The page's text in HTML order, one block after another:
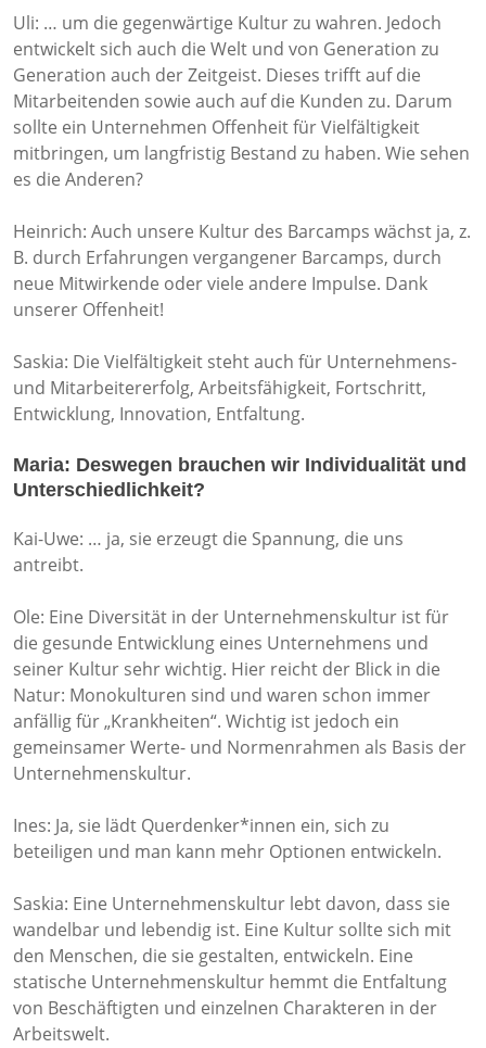
Uli: … um die gegenwärtige Kultur zu wahren. Jedoch
entwickelt sich auch die Welt und von Generation zu
Generation auch der Zeitgeist. Dieses trifft auf die
Mitarbeitenden sowie auch auf die Kunden zu. Darum
sollte ein Unternehmen Offenheit für Vielfältigkeit
mitbringen, um langfristig Bestand zu haben. Wie sehen
es die Anderen?
Heinrich: Auch unsere Kultur des Barcamps wächst ja, z.
B. durch Erfahrungen vergangener Barcamps, durch
neue Mitwirkende oder viele andere Impulse. Dank
unserer Offenheit!
Saskia: Die Vielfältigkeit steht auch für Unternehmens-
und Mitarbeitererfolg, Arbeitsfähigkeit, Fortschritt,
Entwicklung, Innovation, Entfaltung.
Maria: Deswegen brauchen wir Individualität und
Unterschiedlichkeit?
Kai-Uwe: … ja, sie erzeugt die Spannung, die uns
antreibt.
Ole: Eine Diversität in der Unternehmenskultur ist für
die gesunde Entwicklung eines Unternehmens und
seiner Kultur sehr wichtig. Hier reicht der Blick in die
Natur: Monokulturen sind und waren schon immer
anfällig für „Krankheiten“. Wichtig ist jedoch ein
gemeinsamer Werte- und Normenrahmen als Basis der
Unternehmenskultur.
Ines: Ja, sie lädt Querdenker*innen ein, sich zu
beteiligen und man kann mehr Optionen entwickeln.
Saskia: Eine Unternehmenskultur lebt davon, dass sie
wandelbar und lebendig ist. Eine Kultur sollte sich mit
den Menschen, die sie gestalten, entwickeln. Eine
statische Unternehmenskultur hemmt die Entfaltung
von Beschäftigten und einzelnen Charakteren in der
Arbeitswelt.